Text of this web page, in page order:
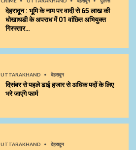
देहरादून : भूमि के नाम पर वादी से 65 लाख की
धोखाधडी के अपराध में 01 वांछित अभियुक्त
गिरफ्तार…
UTTARAKHAND देहरादून
दिसंबर से पहले ढाई हजार से अधिक पदों के लिए
भरे जाएंगे फार्म
UTTARAKHAND देहरादून